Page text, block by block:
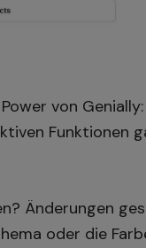
von
Funktionen
Änderungen
oder die